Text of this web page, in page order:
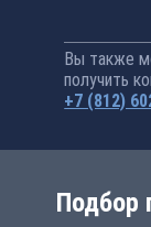
Вы также
получить
+7 (812)
Подбор